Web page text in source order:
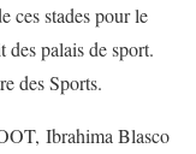
ces stades pour le
palais de sport.
des Sports.
Ibrahima Blasco